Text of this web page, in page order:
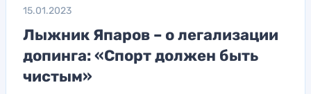
15.01.2023
Лыжник Япаров – о легализации
допинга: «Спорт должен быть
чистым»